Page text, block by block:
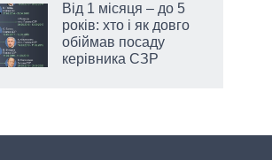
Від 1 місяця – до 5
років: хто і як довго
обіймав посаду
керівника СЗР